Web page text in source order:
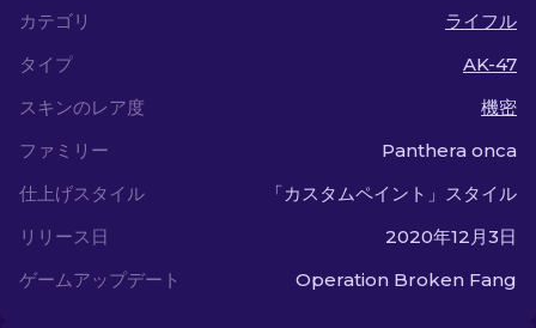
カテゴリ
ライフル
タイプ
AK-47
スキンのレア度
機密
ファミリー
Panthera onca
仕上げスタイル
「カスタムペイント」スタイル
リリース日
2020年12月3日
ゲームアップデート
Operation Broken Fang